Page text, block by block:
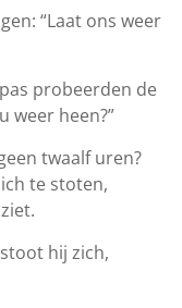
“Laat ons weer
probeerden de
weer heen?”
twaalf uren?
te stoten,
hij zich,